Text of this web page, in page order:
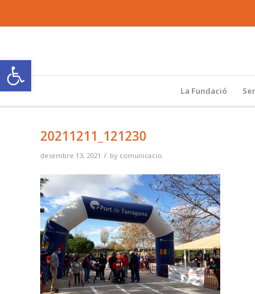
Obre la barra d'eines
La Fundació
20211211_121230
desembre 13, 2021 / by comunicacio